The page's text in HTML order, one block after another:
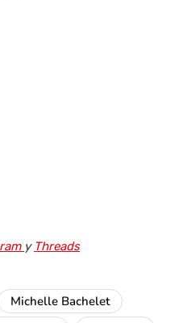
y Threads
Michelle Bachelet